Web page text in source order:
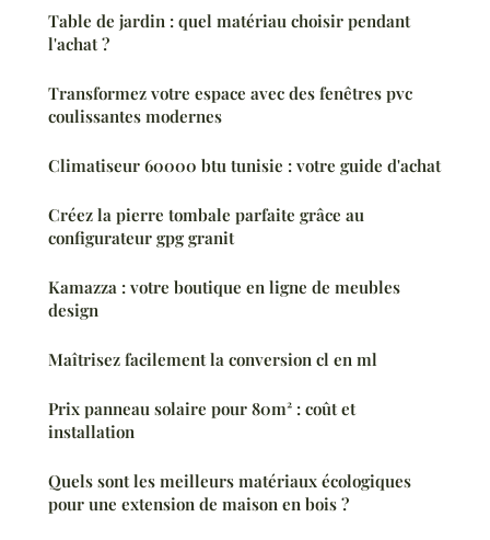
Table de jardin : quel matériau choisir pendant
l'achat ?
Transformez votre espace avec des fenêtres pvc
coulissantes modernes
Climatiseur 60000 btu tunisie : votre guide d'achat
Créez la pierre tombale parfaite grâce au
configurateur gpg granit
Kamazza : votre boutique en ligne de meubles
design
Maîtrisez facilement la conversion cl en ml
Prix panneau solaire pour 80m² : coût et
installation
Quels sont les meilleurs matériaux écologiques
pour une extension de maison en bois ?